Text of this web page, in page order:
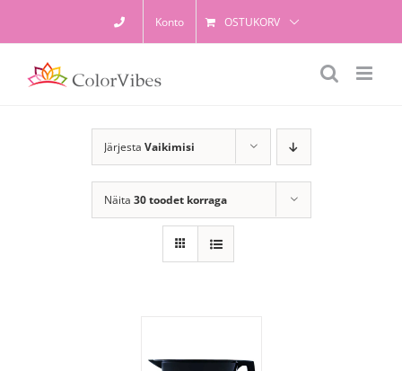
Konto OSTUKORV
Järjesta Vaikimisi
Näita 30 toodet korraga
LISA KORVI